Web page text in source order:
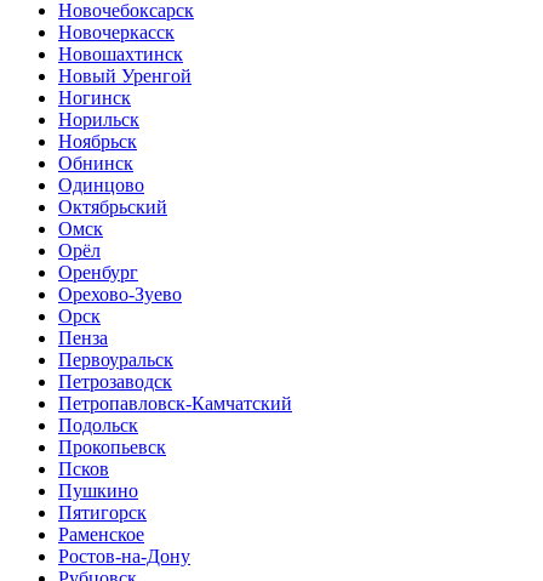
Новочебоксарск
Новочеркасск
Новошахтинск
Новый Уренгой
Ногинск
Норильск
Ноябрьск
Обнинск
Одинцово
Октябрьский
Омск
Орёл
Оренбург
Орехово-Зуево
Орск
Пенза
Первоуральск
Петрозаводск
Петропавловск-Камчатский
Подольск
Прокопьевск
Псков
Пушкино
Пятигорск
Раменское
Ростов-на-Дону